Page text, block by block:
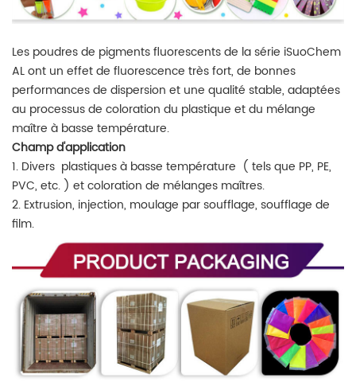
Les poudres de pigments fluorescents de la série iSuoChem
AL ont un effet de fluorescence très fort, de bonnes
performances de dispersion et une qualité stable, adaptées
au processus de coloration du plastique et du mélange
maître à basse température.
Champ d'application
1. Divers plastiquesà basse température ( tels que PP, PE,
PVC, etc. ) et coloration de mélanges maîtres.
2. Extrusion, injection, moulage par soufflage, soufflage de
film.